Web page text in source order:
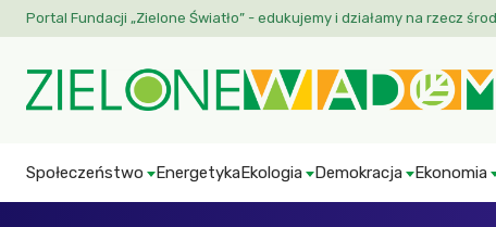
Portal Fundacji „Zielone Światło” - edukujemy i działamy na rzecz
Społeczeństwo EnergetykaEkologia Demokracja Ekonomia